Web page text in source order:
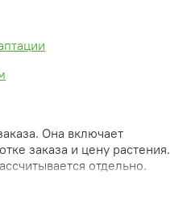
Она включает
заказа и цену растения.
отдельно.
получите его